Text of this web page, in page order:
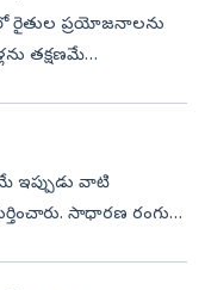
రైతుల ప్రయోజనాలను
తక్షణమే
ఇప్పుడు వాటి
సాధారణ రంగుల